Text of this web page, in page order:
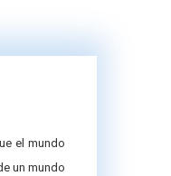
el mundo
un mundo